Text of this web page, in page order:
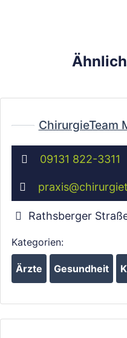
ChirurgieTeam
09131 822-3311
praxis@
Rathsberger
Kategorien:
Ärzte Gesundheit